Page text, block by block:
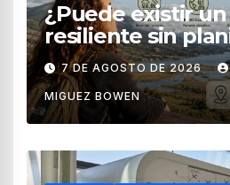
¿Puede existir
resiliente sin
territorial?
7 DE AGOSTO DE 2026
MIGUEZ BOWEN